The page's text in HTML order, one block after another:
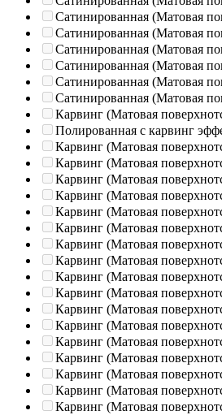
Сатинированная (Матовая
Сатинированная (Матовая
Сатинированная (Матовая
Сатинированная (Матовая
Сатинированная (Матовая
Сатинированная (Матовая
Карвинг (Матовая
Полированная c карвинг
Карвинг (Матовая
Карвинг (Матовая
Карвинг (Матовая
Карвинг (Матовая
Карвинг (Матовая
Карвинг (Матовая
Карвинг (Матовая
Карвинг (Матовая
Карвинг (Матовая
Карвинг (Матовая
Карвинг (Матовая
Карвинг (Матовая
Карвинг (Матовая
Карвинг (Матовая
Карвинг (Матовая
Карвинг (Матовая
Карвинг (Матовая